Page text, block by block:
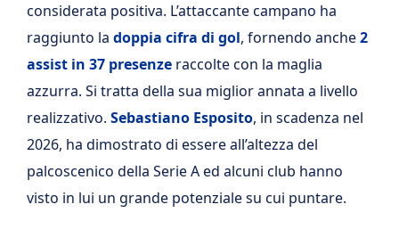
considerata positiva. L’attaccante campano ha
raggiunto la doppia cifra di gol, fornendo anche2
assist in 37 presenze raccolte con la maglia
azzurra. Si tratta della sua miglior annata a livello
realizzativo. Sebastiano Esposito, in scadenza nel
2026, ha dimostrato di essere all’altezza del
palcoscenico della Serie A ed alcuni club hanno
visto in lui un grande potenziale su cui puntare.